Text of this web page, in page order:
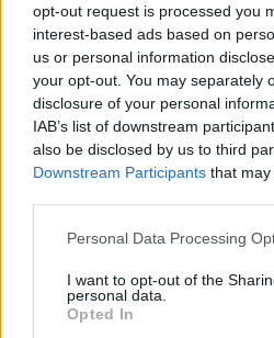
opt-out request is processed you
interest-based ads based on
us or personal information
your opt-out. You may separately
disclosure of your personal
IAB’s list of downstream
also be disclosed by us to third
Downstream Participants that
Please note that this website/app
not limited to your visit or usage
grant or deny consent to Google
use your data for below specified
Personal Data Processing
I want to opt-out of the
personal data.
Opted In
Országos hírek
Megérkezett az eső a Duna